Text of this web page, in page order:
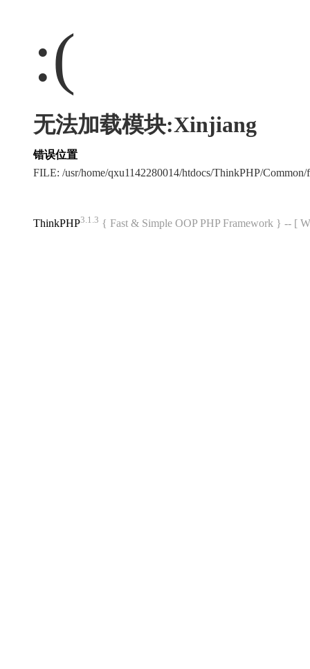
:(
无法加载模块:Xinjiang
错误位置
FILE: /usr/home/qxu1142280014/htdocs/ThinkPHP/
ThinkPHP3.1.3 { Fast & Simple OOP PHP Framework } -- [